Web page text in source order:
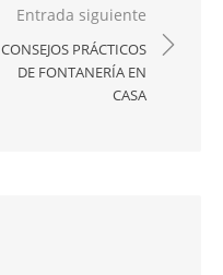
Entrada siguiente
CONSEJOS PRÁCTICOS
DE FONTANERÍA EN
CASA